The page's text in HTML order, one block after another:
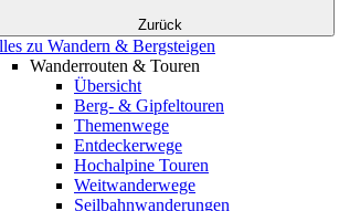
Zurück
zu Wandern & Bergsteigen
Wanderrouten & Touren
Übersicht
Berg- & Gipfeltouren
Themenwege
Entdeckerwege
Hochalpine Touren
Weitwanderwege
Seilbahnwanderungen